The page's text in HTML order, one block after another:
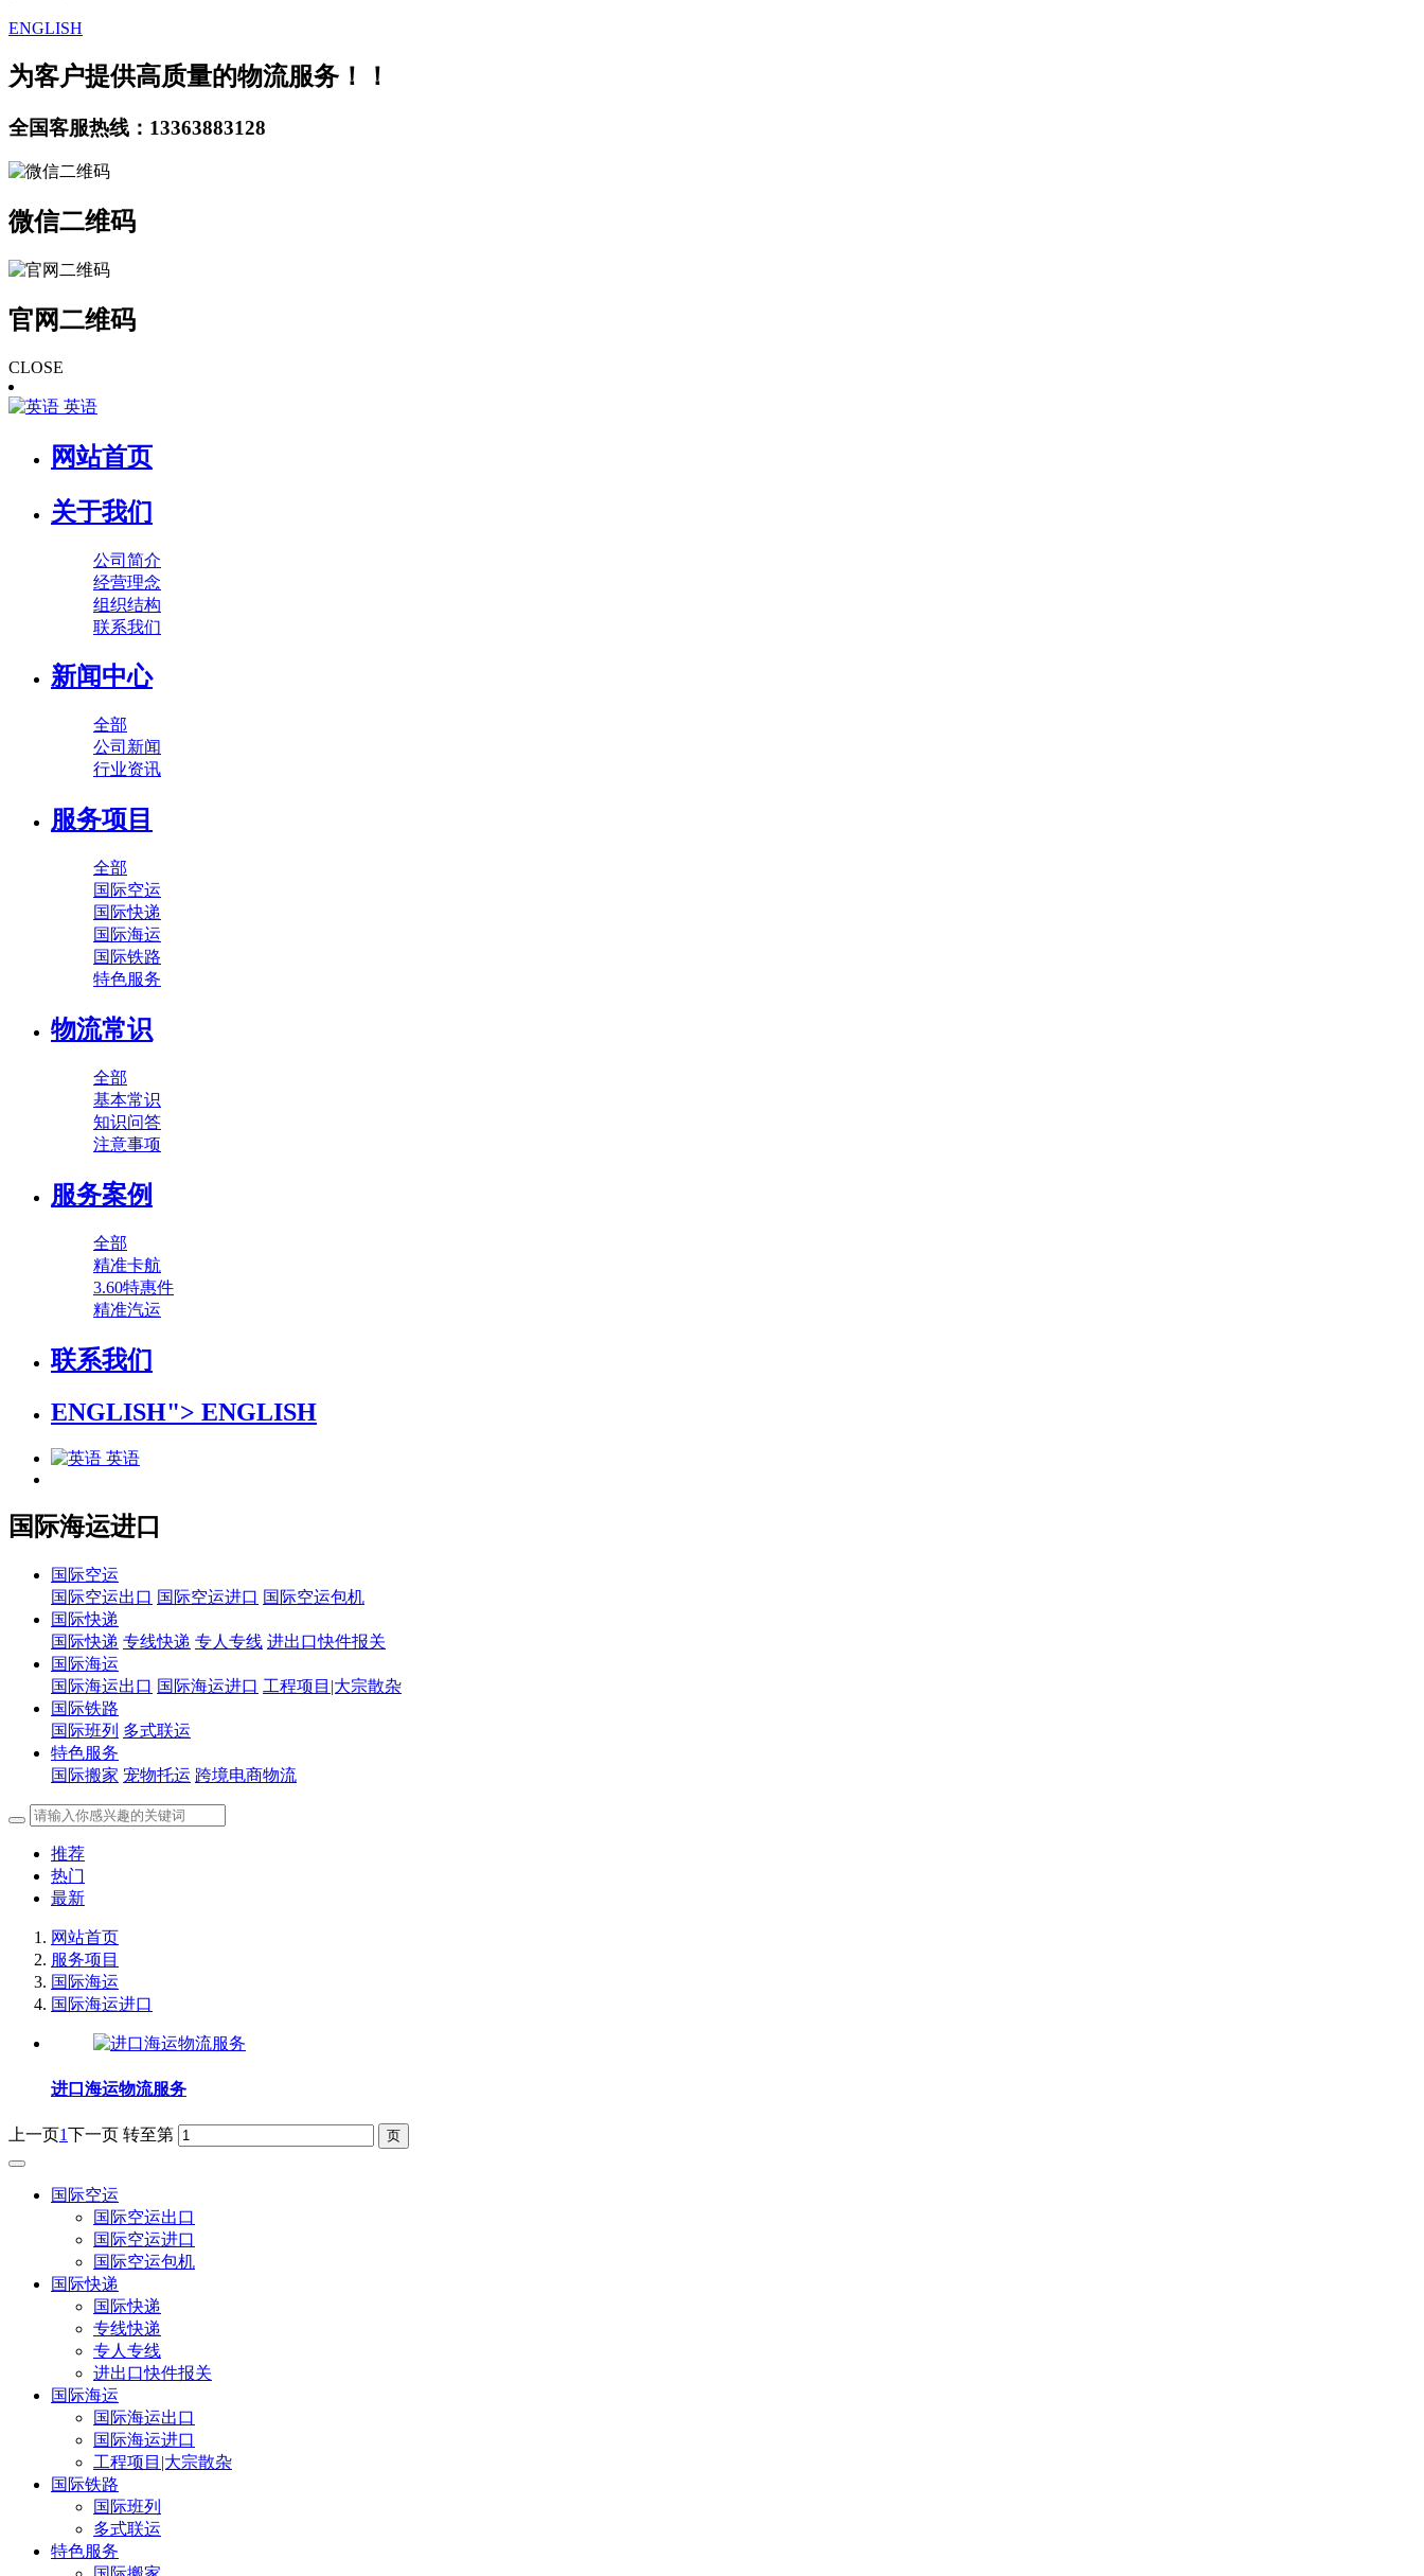
ENGLISH
为客户提供高质量的物流服务！！
全国客服热线：13363883128
微信二维码
官网二维码
CLOSE
英语
网站首页
关于我们
公司简介
经营理念
组织结构
联系我们
新闻中心
全部
公司新闻
行业资讯
服务项目
全部
国际空运
国际快递
国际海运
国际铁路
特色服务
物流常识
全部
基本常识
知识问答
注意事项
服务案例
全部
精准卡航
3.60特惠件
精准汽运
联系我们
ENGLISH"> ENGLISH
英语
国际海运进口
国际空运
国际空运出口 国际空运进口 国际空运包机
国际快递
国际快递 专线快递 专人专线 进出口快件报关
国际海运
国际海运出口 国际海运进口 工程项目|大宗散杂
国际铁路
国际班列 多式联运
特色服务
国际搬家 宠物托运 跨境电商物流
推荐
热门
最新
网站首页
服务项目
国际海运
国际海运进口
进口海运物流服务
上一页1下一页 转至第
国际空运
国际空运出口
国际空运进口
国际空运包机
国际快递
国际快递
专线快递
专人专线
进出口快件报关
国际海运
国际海运出口
国际海运进口
工程项目|大宗散杂
国际铁路
国际班列
多式联运
特色服务